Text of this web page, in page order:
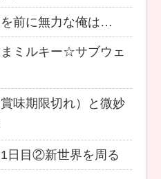
前に無力な俺は…
ミルキー☆サブウェ
味期限切れ）と微妙
日目②新世界を周る